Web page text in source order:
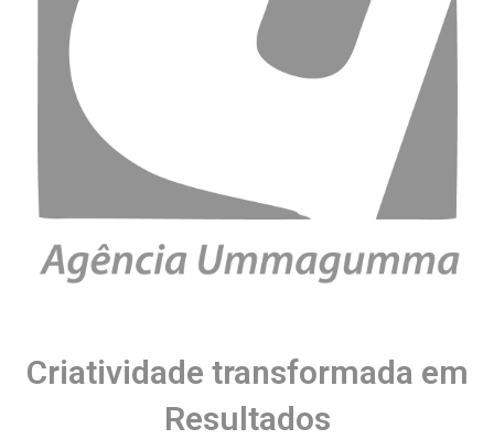
Criatividade transformada em
Resultados